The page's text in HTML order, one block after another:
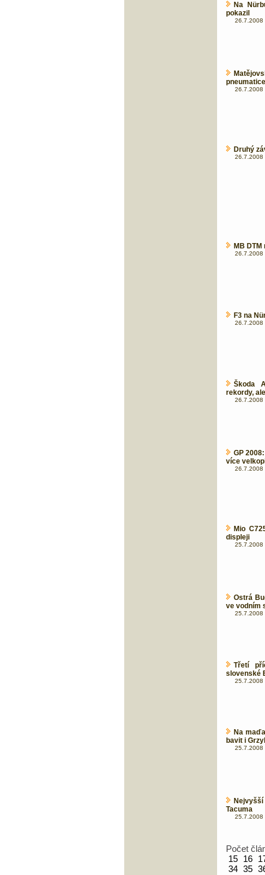
Na
pokazil
26.7.2008
pneumatice
26.7.2008
Druhý
26.7.2008
MB
26.7.2008
F3 na
26.7.2008
Škoda
rekordy,
26.7.2008
GP
více
26.7.2008
Mio
displeji
25.7.2008
Ostrá
ve vodním
25.7.2008
Třetí
slovenské
25.7.2008
Na
bavit i
25.7.2008
Tacuma
25.7.2008
Počet
15 16
34 35